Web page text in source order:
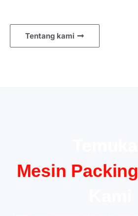
Tentang kami
Mesin Packing